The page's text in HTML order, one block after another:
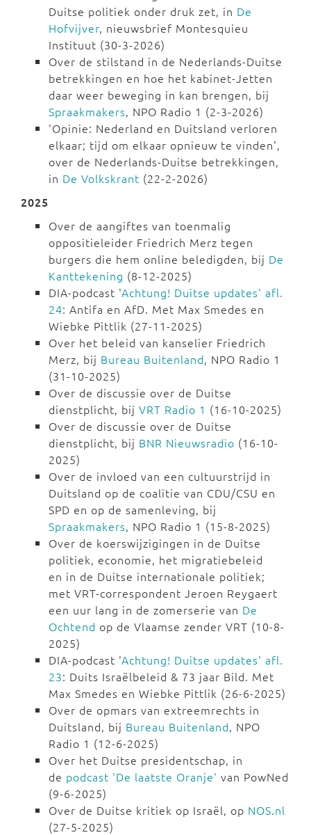
Duitse politiek onder druk zet, in De
Hofvijver, nieuwsbrief Montesquieu
Instituut (30-3-2026)
Over de stilstand in de Nederlands-Duitse
betrekkingen en hoe het kabinet-Jetten
daar weer beweging in kan brengen, bij
Spraakmakers, NPO Radio 1 (2-3-2026)
'Opinie: Nederland en Duitsland verloren
elkaar; tijd om elkaar opnieuw te vinden',
over de Nederlands-Duitse betrekkingen,
in De Volkskrant (22-2-2026)
2025
Over de aangiftes van toenmalig
oppositieleider Friedrich Merz tegen
burgers die hem online beledigden, bij De
Kanttekening (8-12-2025)
DIA-podcast 'Achtung! Duitse updates' afl.
24: Antifa en AfD. Met Max Smedes en
Wiebke Pittlik (27-11-2025)
Over het beleid van kanselier Friedrich
Merz, bij Bureau Buitenland, NPO Radio 1
(31-10-2025)
Over de discussie over de Duitse
dienstplicht, bij VRT Radio 1 (16-10-2025)
Over de discussie over de Duitse
dienstplicht, bij BNR Nieuwsradio (16-10-
2025)
Over de invloed van een cultuurstrijd in
Duitsland op de coalitie van CDU/CSU en
SPD en op de samenleving, bij
Spraakmakers, NPO Radio 1 (15-8-2025)
Over de koerswijzigingen in de Duitse
politiek, economie, het migratiebeleid
en in de Duitse internationale politiek;
met VRT-correspondent Jeroen Reygaert
een uur lang in de zomerserie van De
Ochtend op de Vlaamse zender VRT (10-8-
2025)
DIA-podcast 'Achtung! Duitse updates' afl.
23: Duits Israëlbeleid & 73 jaar Bild. Met
Max Smedes en Wiebke Pittlik (26-6-2025)
Over de opmars van extreemrechts in
Duitsland, bij Bureau Buitenland, NPO
Radio 1 (12-6-2025)
Over het Duitse presidentschap, in
de podcast 'De laatste Oranje' van PowNed
(9-6-2025)
Over de Duitse kritiek op Israël, op NOS.nl
(27-5-2025)